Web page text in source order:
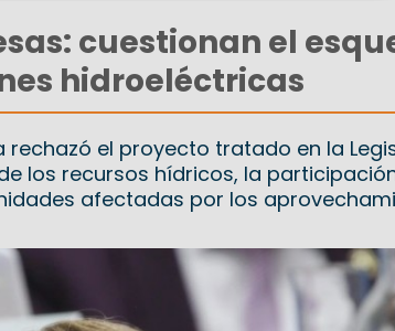
cuestionan el
hidroeléctricas
rechazó el proyecto tratado en la
los recursos hídricos, la
afectadas por los